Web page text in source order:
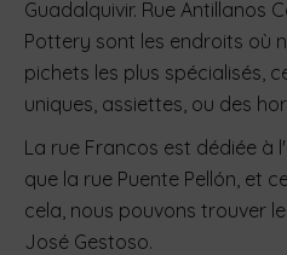
Guadalquivir. Rue Antillanos
Pottery sont les endroits où
pichets les plus spécialisés,
uniques, assiettes, ou des
La rue Francos est dédiée à
que la rue Puente Pellón, et
cela, nous pouvons trouver
José Gestoso.